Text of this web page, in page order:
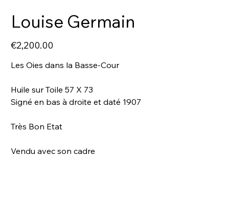
Louise Germain
Price
€2,200.00
Les Oies dans la Basse-Cour
Huile sur Toile 57 X 73
Signé en bas à droite et daté 1907
Très Bon Etat
Vendu avec son cadre